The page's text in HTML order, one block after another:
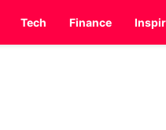
Tech Finance